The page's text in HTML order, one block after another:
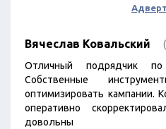
Вячеслав Ковальский
Отличный подрядчик по
Собственные
оптимизировать кампании.
оперативно
довольны